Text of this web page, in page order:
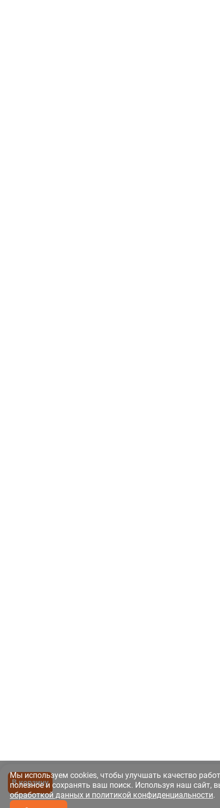
В корзину
Мы используем cookies, чтобы улучшать качество
полезное и сохранять ваш поиск. Используя наш сайт,
обработкой данных и политикой конфиденциальности.